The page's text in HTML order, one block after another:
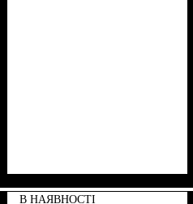
В НАЯВНОСТІ